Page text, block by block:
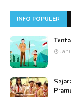
INFO POPULER